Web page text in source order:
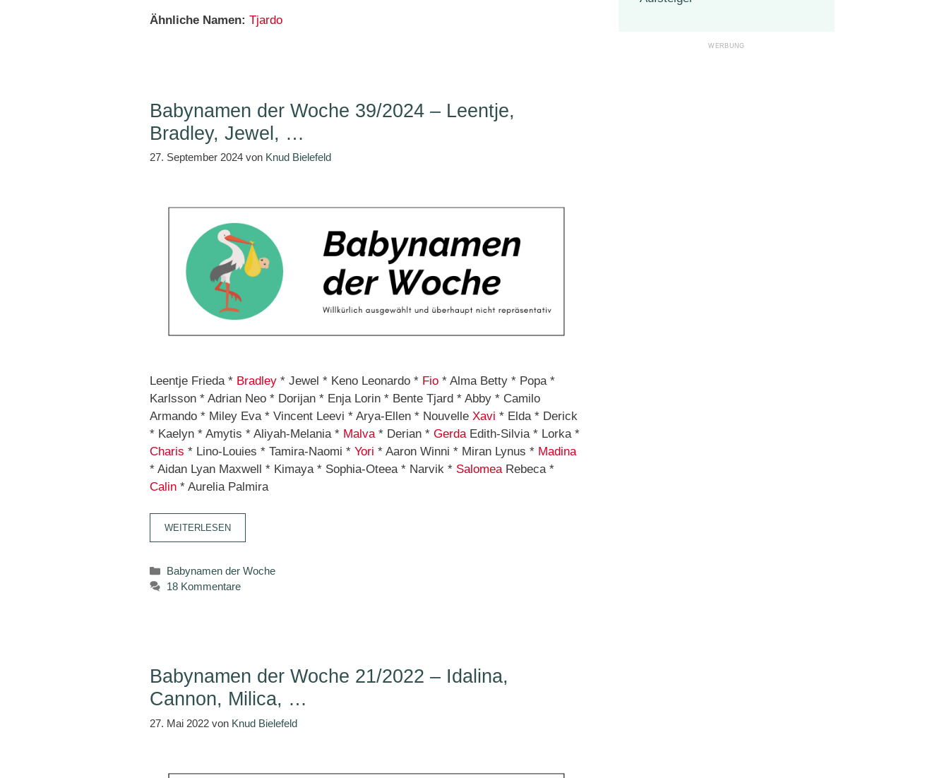
Ähnliche Namen: Tjardo
Babynamen der Woche 39/2024 – Leentje,
Bradley, Jewel, …
27. September 2024 von Knud Bielefeld
Leentje Frieda * Bradley * Jewel * Keno Leonardo * Fio * Alma Betty * Popa *
Karlsson * Adrian Neo * Dorijan * Enja Lorin * Bente Tjard * Abby * Camilo
Armando * Miley Eva * Vincent Leevi * Arya-Ellen * Nouvelle Xavi * Elda * Derick
* Kaelyn * Amytis * Aliyah-Melania * Malva* Derian * GerdaEdith-Silvia * Lorka *
Charis * Lino-Louies * Tamira-Naomi * Yori * Aaron Winni * Miran Lynus * Madina
* Aidan Lyan Maxwell * Kimaya * Sophia-Oteea * Narvik * SalomeaRebeca *
Calin * Aurelia Palmira
WEITERLESEN
Kategorien
Babynamen der Woche
18 Kommentare
Babynamen der Woche 21/2022 – Idalina,
Cannon, Milica, …
27. Mai 2022 von Knud Bielefeld